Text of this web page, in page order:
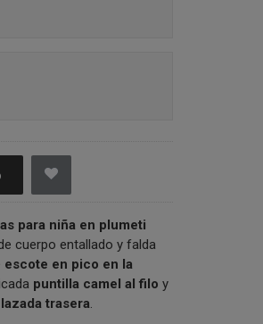
para niña en plumeti
cuerpo entallado y falda
escote en pico en la
puntilla camel al filo y
trasera.